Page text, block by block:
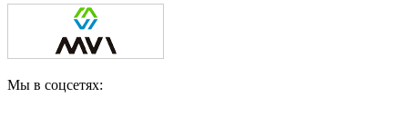
Мы в соцсетях: